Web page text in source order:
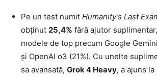
Pe un test numit Humanity’s Last
obținut 25,4% fără ajutor
modele de top precum Google
și OpenAI o3 (21%). Cu unelte
sa avansată, Grok 4 Heavy, a ajuns